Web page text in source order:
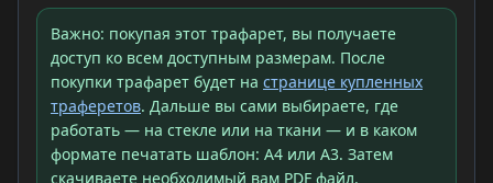
Важно: покупая этот трафарет, вы получаете
доступ ко всем доступным размерам. После
покупки трафарет будет на странице купленных
траферетов. Дальше вы сами выбираете, где
работать — на стекле или на ткани — и в каком
формате печатать шаблон: A4 или A3. Затем
скачиваете необходимый вам PDF файл.